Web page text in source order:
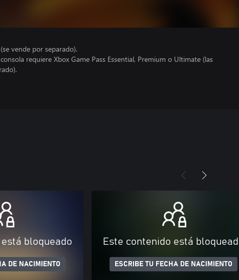
vende por separado).
requiere Xbox Game Pass Essential, Premium o Ultimate (las
bloqueado
DE NACIMIENTO
Este contenido está
ESCRIBE TU FECHA DE NACIMIENTO